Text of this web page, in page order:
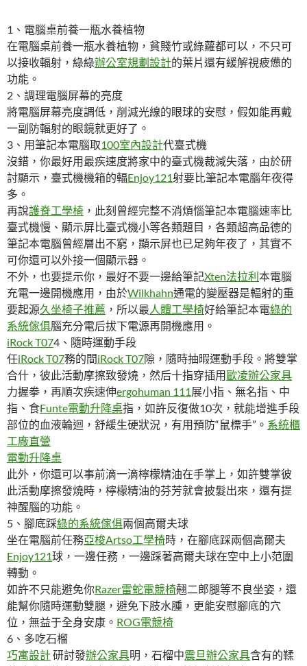
1、電腦桌前養一瓶水養植物
在電腦桌前養一瓶水養植物，貧賤竹或綠蘿都可以，不只可
以接收輻射，綠綠辦公室規劃設計的葉片還有緩解視疲憊的
功能。
2、調理電腦屏幕的亮度
將電腦屏幕亮度調低，削減光線的眼球的安慰，假如能再戴
一副防輻射的眼鏡就更好了。
3、用筆記本電腦取100室內設計代臺式機
沒錯，你最好用最疾速度將家中的臺式機裁減失落，由於研
討顯示，臺式機機箱的輻Enjoy121射要比筆記本電腦年夜得
多。
再說護脊工學椅 ，此刻曾經完整不消煩惱筆記本電腦速率比
臺式機慢、顯示屏比臺式機小等各類題目，各類超高品德的
筆記本電腦曾經層出不窮，顯示屏也已足夠年夜了，其實不
可你還可以外接一個顯示器。
不外，也要提示你，最好不要一邊給筆記Xten法拉利本電腦
充電一邊開機應用，由於Wilkhahn通電的變壓器是輻射的重
要起源久坐椅子推薦 ，所以最人體工學椅好給筆記本電綠的
系統傢俱腦充分電后拔下電源再開機應用。
iRock T074、隨時運動手段
任iRock T07務的間iRock T07隙，隨時抽暇運動手段。將雙掌
合什，彼此活動摩擦致發燒，然后十指穿插用歐凌辦公家具
力握拳，再順次疾速伸ergohuman 111展小指、無名指、中
指、食Funte電動升降桌指，如許反復做10次，就能增進手段
部位的血液輪迴，舒緩生硬狀況，有用預防“鼠標手”。 系統櫃
工廠直營
電動升降桌
此外，你還可以事前滴一滴檸檬精油在手掌上，如許雙掌彼
此活動摩擦發燒時，檸檬精油的芬芳就會披髮出來，還有提
神醒腦的功能。
5、腳底踩綠的系統傢俱兩個高爾夫球
坐在電腦前任務亞梭Artso工學椅時，在腳底踩兩個高爾夫
Enjoy121球，一邊任務，一邊踩著高爾夫球在空中上小范圍
轉動。
如許不只能避免你Razer雷蛇電競椅翹二郎腿等不良坐姿，還
能幫你隨時運動雙腿，避免下肢水腫，更能安慰腳底的穴
位，無益于全身安康。 ROG電競椅
6、多吃石榴
巧寓設計研討發辦公家具明，石榴中震旦辦公家具含有的鞣